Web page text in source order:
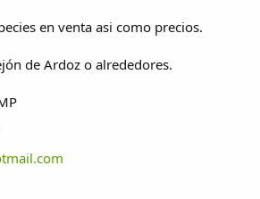
en venta asi como precios.
de Ardoz o alrededores.